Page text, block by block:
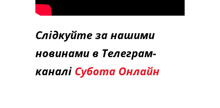
Слідкуйте за нашими
новинами в Телеграм-
каналі Субота Онлайн